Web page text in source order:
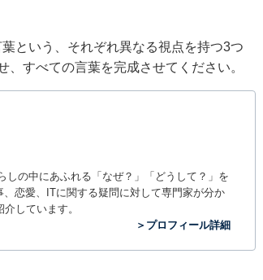
という、それぞれ異なる視点を持つ3つ
すべての言葉を完成させてください。
しの中にあふれる「なぜ？」「どうして？」を
恋愛、ITに関する疑問に対して専門家が分か
しています。
＞プロフィール詳細